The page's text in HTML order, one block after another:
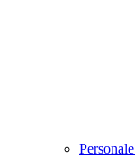
Personale